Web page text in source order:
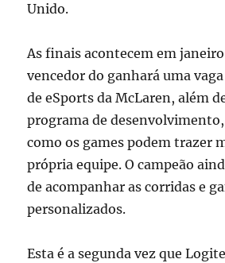
Unido.
As finais acontecem em janeiro
vencedor do ganhará uma
de eSports da McLaren, além
programa de
como os games podem trazer
própria equipe. O campeão
de acompanhar as corridas e
personalizados.
Esta é a segunda vez que